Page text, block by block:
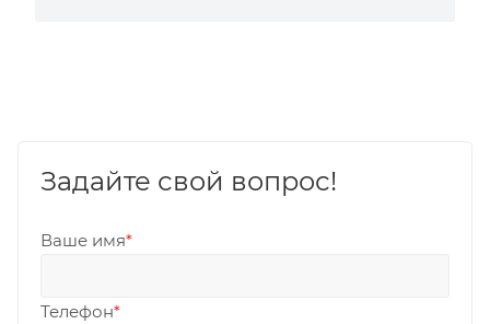
Задайте свой вопрос!
Ваше имя*
Телефон*